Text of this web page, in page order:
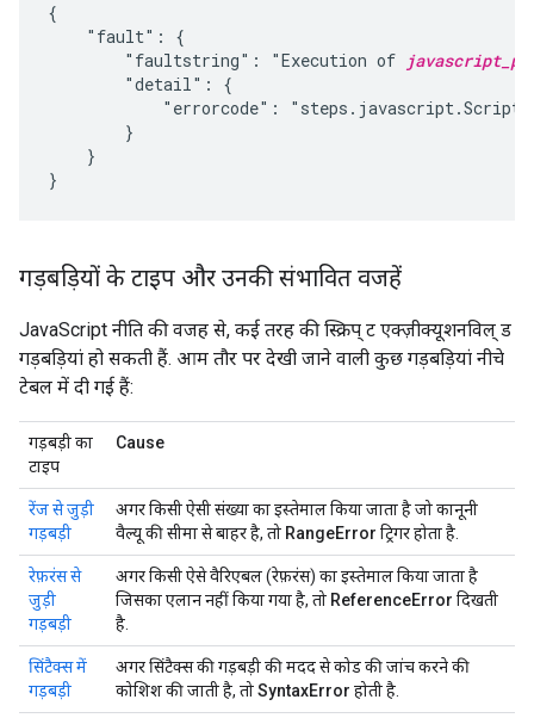
{
    "fault": {
        "faultstring": "Execution of
        "detail": {
"errorcode":
        }
    }
गड़बड़ियों के टाइप और उनकी संभावित वजहें
JavaScript नीति की वजह से, कई तरह की स्क्रिप् ट एक्ज़ीक्यूशनविल् ड
गड़बड़ियां हो सकती हैं. आम तौर पर देखी जाने वाली कुछ गड़बड़ियां नीचे
टेबल में दी गई हैं:
गड़बड़ी का
टाइप
Cause
रेंज से जुड़ी
गड़बड़ी
अगर किसी ऐसी संख्या का इस्तेमाल किया जाता है जो कानूनी
वैल्यू की सीमा से बाहर है, तो RangeError ट्रिगर होता है.
रेफ़रंस से
जुड़ी
गड़बड़ी
अगर किसी ऐसे वैरिएबल (रेफ़रंस) का इस्तेमाल किया जाता है
जिसका एलान नहीं किया गया है, तो ReferenceError दिखती
है.
सिंटैक्स में
गड़बड़ी
अगर सिंटैक्स की गड़बड़ी की मदद से कोड की जांच करने की
कोशिश की जाती है, तोSyntaxError होती है.